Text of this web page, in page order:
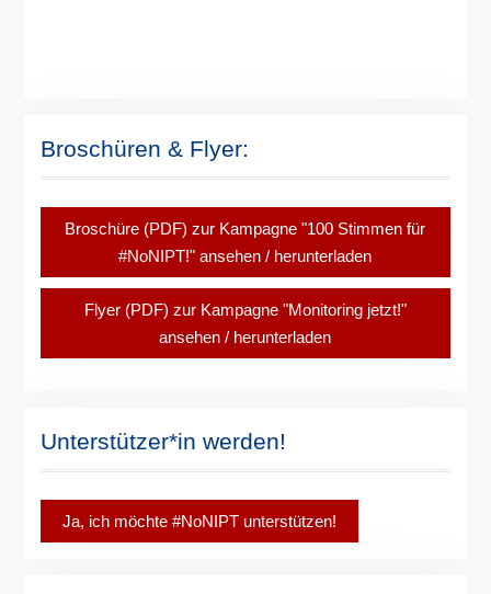
Broschüren & Flyer:
Broschüre (PDF) zur Kampagne "100 Stimmen für
#NoNIPT!" ansehen / herunterladen
Flyer (PDF) zur Kampagne "Monitoring jetzt!"
ansehen / herunterladen
Unterstützer*in werden!
Ja, ich möchte #NoNIPT unterstützen!